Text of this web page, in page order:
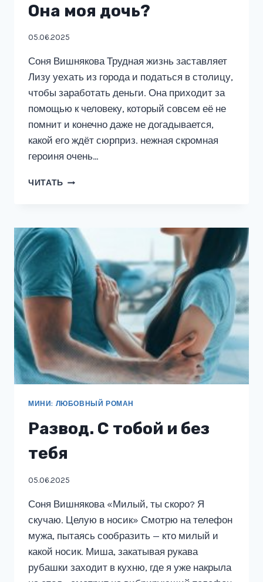
Она моя дочь?
05.06.2025
Соня Вишнякова Трудная жизнь заставляет
Лизу уехать из города и податься в столицу,
чтобы заработать деньги. Она приходит за
помощью к человеку, который совсем её не
помнит и конечно даже не догадывается,
какой его ждёт сюрприз. нежная скромная
героиня очень…
ЧИТАТЬ ОНА
МИНИ: ЛЮБОВНЫЙ РОМАН
Развод. С тобой и без
тебя
05.06.2025
Соня Вишнякова «Милый, ты скоро? Я
скучаю. Целую в носик» Смотрю на телефон
мужа, пытаясь сообразить — кто милый и
какой носик. Миша, закатывая рукава
рубашки заходит в кухню, где я уже накрыла